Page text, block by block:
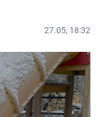
27.05, 18:32